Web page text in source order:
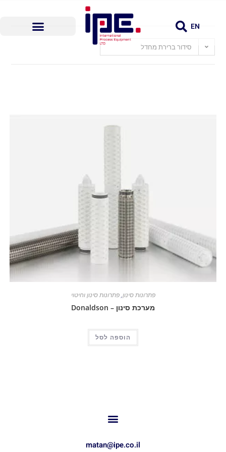
EN
סידור ברירת מחדל
פתרונות סינון,פתרונות סינון וחיטוי
מערכת סינון – Donaldson
הוספה לסל
matan@ipe.co.il